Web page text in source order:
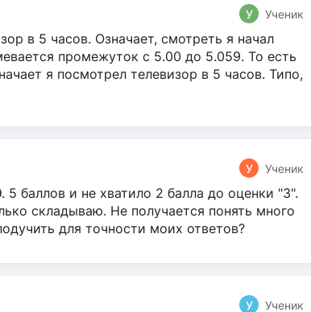
У Ученик
в 5 часов. Означает, смотреть я начал
промежуток с 5.00 до 5.059. То есть
я посмотрел телевизор в 5 часов. Типо,
У Ученик
5 баллов и не хватило 2 балла до оценки "3".
складываю. Не получается понять много
для точности моих ответов?
У Ученик